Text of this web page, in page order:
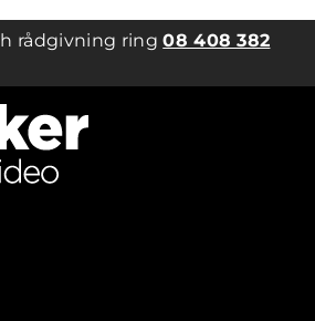
rådgivning ring08 408 382